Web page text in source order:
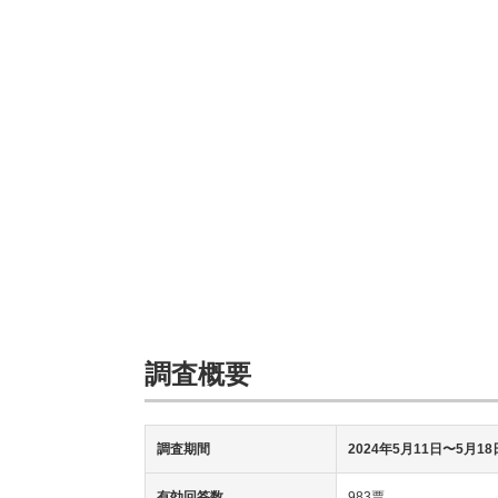
調査概要
調査期間 2024年5月11日〜5月18